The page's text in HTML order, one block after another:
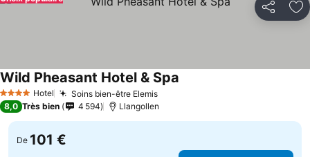
Partager
4 Étoiles Hotel Soins bien-être ElemisConsulter les prix
Wild Pheasant Hotel & Spa
8,0 Très bien 4 594 Llangollen
De 101 €